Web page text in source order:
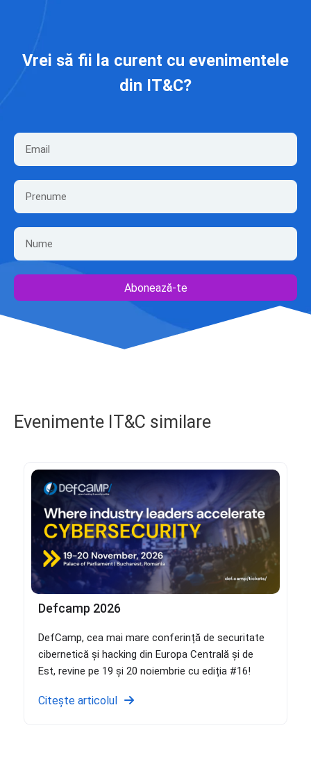
Vrei să fii la curent cu evenimentele
din IT&C?
Abonează-te
Evenimente IT&C similare
Defcamp 2026
DefCamp, cea mai mare conferință de securitate
cibernetică și hacking din Europa Centrală și de
Est, revine pe 19 și 20 noiembrie cu ediția #16!
Citește articolul